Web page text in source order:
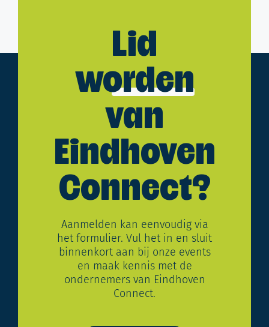
Lid
worden
van
Eindhoven
Connect?
Aanmelden kan eenvoudig via
het formulier. Vul het in en sluit
binnenkort aan bij onze events
en maak kennis met de
ondernemers van Eindhoven
Connect.